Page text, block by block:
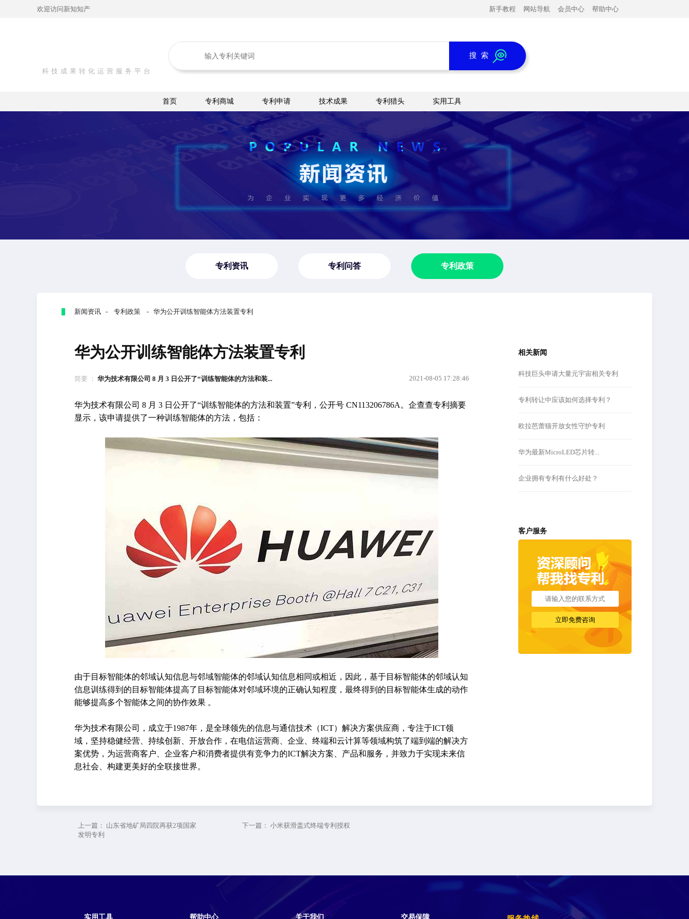
欢迎访问新知知产 新手教程 网站导航 会员中心 帮助中心
科技成果转化运营服务平台
搜 索
首页 专利商城 专利申请 技术成果 专利猎头 实用工具
专利资讯 专利问答 专利政策
新闻资讯 - 专利政策 - 华为公开训练智能体方法装置专利
华为公开训练智能体方法装置专利
简要 ： 华为技术有限公司 8 月 3 日公开了“训练智能体的方法和装... 2021-08-05 17:28:46
华为技术有限公司 8 月 3 日公开了“训练智能体的方法和装置”专利，公开号 CN113206786A。企查查专利摘要
显示，该申请提供了一种训练智能体的方法，包括：
由于目标智能体的邻域认知信息与邻域智能体的邻域认知信息相同或相近，因此，基于目标智能体的邻域认知
信息训练得到的目标智能体提高了目标智能体对邻域环境的正确认知程度，最终得到的目标智能体生成的动作
能够提高多个智能体之间的协作效果 。
华为技术有限公司，成立于1987年，是全球领先的信息与通信技术（ICT）解决方案供应商，专注于ICT领
域，坚持稳健经营、持续创新、开放合作，在电信运营商、企业、终端和云计算等领域构筑了端到端的解决方
案优势，为运营商客户、企业客户和消费者提供有竞争力的ICT解决方案、产品和服务，并致力于实现未来信
息社会、构建更美好的全联接世界。
相关新闻
科技巨头申请大量元宇宙相关专利
专利转让中应该如何选择专利？
欧拉芭蕾猫开放女性守护专利
华为最新MicroLED芯片转...
企业拥有专利有什么好处？
客户服务
上一篇： 山东省地矿局四院再获2项国家
发明专利
下一篇： 小米获滑盖式终端专利授权
实用工具 帮助中心 关于我们 交易保障